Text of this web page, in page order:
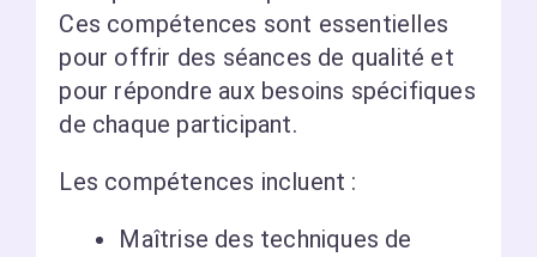
Ces compétences sont essentielles
pour offrir des séances de qualité et
pour répondre aux besoins spécifiques
de chaque participant.
Les compétences incluent :
Maîtrise des techniques de